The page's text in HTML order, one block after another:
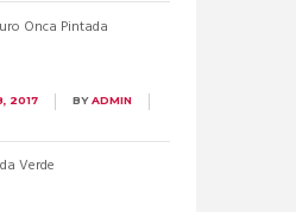
Onca Pintada
2017 BYADMIN
Verde